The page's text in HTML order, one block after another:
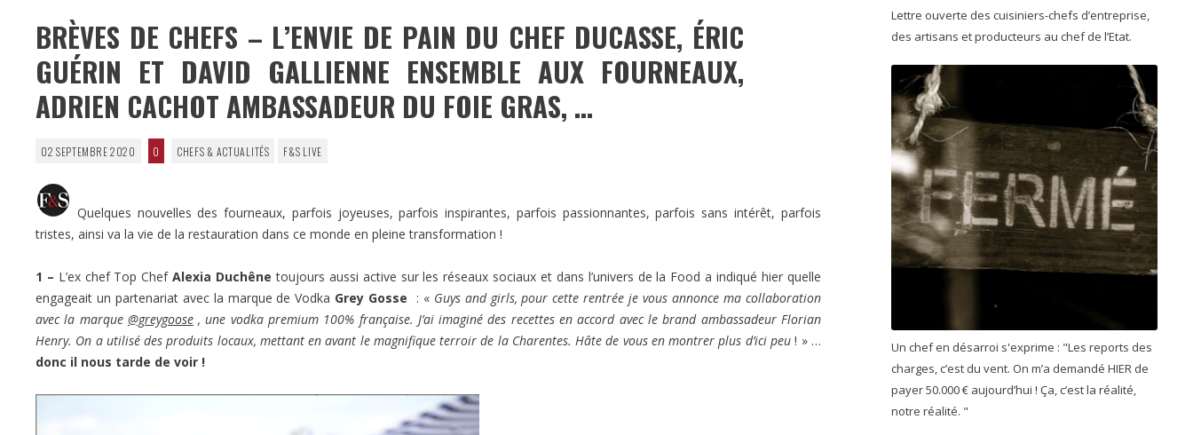
BRÈVES DE CHEFS – L’ENVIE DE PAIN DU CHEF DUCASSE, ÉRIC
GUÉRIN ET DAVID GALLIENNE ENSEMBLE AUX FOURNEAUX,
ADRIEN CACHOT AMBASSADEUR DU FOIE GRAS, …
02 SEPTEMBRE 2020 0 CHEFS & ACTUALITÉS F&S LIVE
Quelques nouvelles des fourneaux, parfois joyeuses, parfois inspirantes, parfois passionnantes, parfois sans intérêt, parfois
tristes, ainsi va la vie de la restauration dans ce monde en pleine transformation !
1 – L’ex chef Top ChefAlexia Duchêne toujours aussi active sur les réseaux sociaux et dans l’univers de la Food a indiqué hier quelle
engageait un partenariat avec la marque de Vodka Grey Gosse : « Guys and girls, pour cette rentrée je vous annonce ma collaboration
avec la marque @greygoose, une vodka premium 100% française. J’ai imaginé des recettes en accord avec le brand ambassadeur Florian
Henry. On a utilisé des produits locaux, mettant en avant le magnifique terroir de la Charentes. Hâte de vous en montrer plus d’ici peu ! » …
donc il nous tarde de voir !
Lettre ouverte des cuisiniers-chefs d’entreprise,
des artisans et producteurs au chef de l’Etat.
Un chef en désarroi s'exprime : "Les reports des
charges, c’est du vent. On m’a demandé HIER de
payer 50.000 € aujourd’hui ! Ça, c’est la réalité,
notre réalité. "